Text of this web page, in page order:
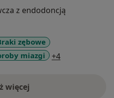
przez TRINON
z endodoncją
zębowe
miazgi +4
więcej
o doświadczeniu